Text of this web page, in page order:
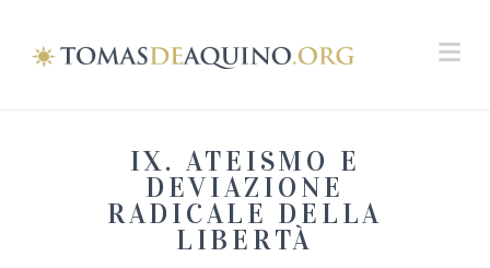
IX. ATEISMO E
DEVIAZIONE
RADICALE DELLA
LIBERTÀ